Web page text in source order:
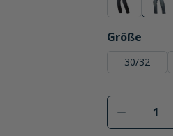
schwarz
(Diese
Größe
auswählen
30/32
Produkt